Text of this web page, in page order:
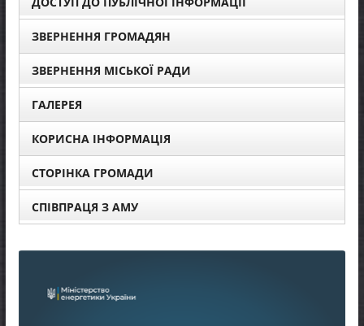
ЗВЕРНЕННЯ ГРОМАДЯН
ЗВЕРНЕННЯ МІСЬКОЇ РАДИ
ГАЛЕРЕЯ
КОРИСНА ІНФОРМАЦІЯ
СТОРІНКА ГРОМАДИ
СПІВПРАЦЯ З АМУ